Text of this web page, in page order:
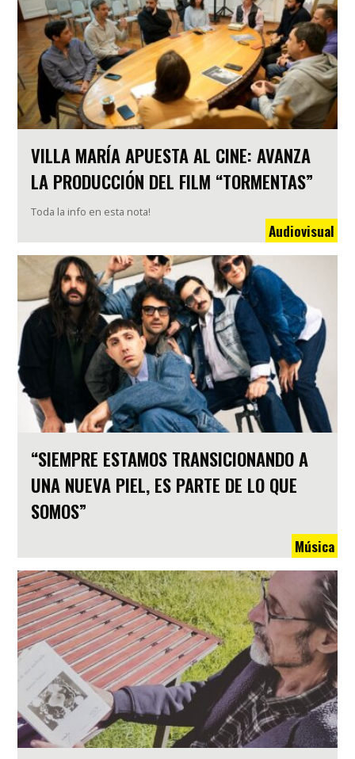
VILLA MARÍA APUESTA AL CINE: AVANZA
LA PRODUCCIÓN DEL FILM “TORMENTAS”
Toda la info en esta nota!
Audiovisual
“SIEMPRE ESTAMOS TRANSICIONANDO A
UNA NUEVA PIEL, ES PARTE DE LO QUE
SOMOS”
Música